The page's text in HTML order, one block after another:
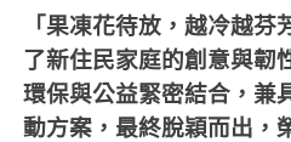
「果凍花待放，越冷越芬
了新住民家庭的創 意與韌
環保與公益緊密結合，兼
動方案，最終脫穎而出，